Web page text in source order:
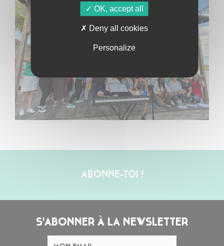
ABONNE-TOI !
S'ABONNER À LA NEWSLETTER
OK, accept all
Deny all cookies
Personalize